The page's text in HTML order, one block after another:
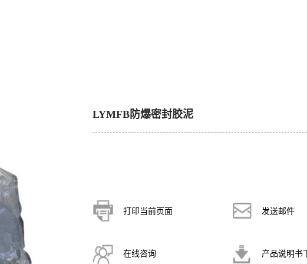
LYMFB防爆密封胶泥
打印当前页面 发送邮件
在线咨询 产品说明书